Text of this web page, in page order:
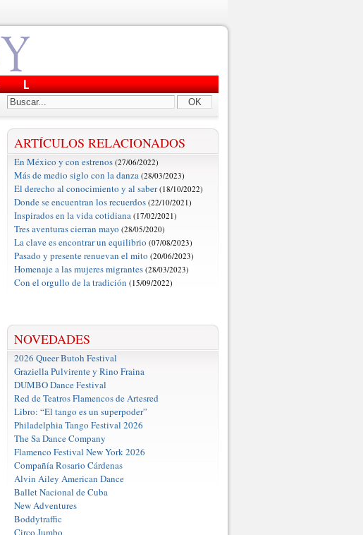
OK
ARTÍCULOS RELACIONADOS
En México y con estrenos (27/06/2022)
Más de medio siglo con la danza (28/03/2023)
El derecho al conocimiento y al saber(18/10/2022)
Donde se encuentran los recuerdos (22/10/2021)
Inspirados en la vida cotidiana (17/02/2021)
Tres aventuras cierran mayo (28/05/2020)
La clave es encontrar un equilibrio (07/08/2023)
Pasado y presente renuevan el mito (20/06/2023)
Homenaje a las mujeres migrantes (28/03/2023)
Con el orgullo de la tradición (15/09/2022)
NOVEDADES
2026 Queer Butoh Festival
Graziella Pulvirente y Rino Fraina
DUMBO Dance Festival
Red de Teatros Flamencos de Artesred
Libro: “El tango es un superpoder”
Philadelphia Tango Festival 2026
The Sa Dance Company
Flamenco Festival New York 2026
Compañía Rosario Cárdenas
Alvin Ailey American Dance
Ballet Nacional de Cuba
New Adventures
Boddytraffic
Circo Jumbo